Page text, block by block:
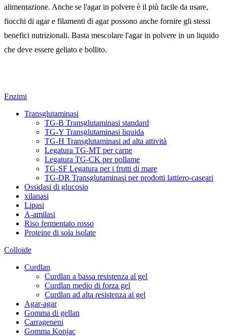
alimentazione. Anche se l'agar in polvere è il più facile da usare,
fiocchi di agar e filamenti di agar possono anche fornire gli stessi
benefici nutrizionali. Basta mescolare l'agar in polvere in un liquido
che deve essere geliato e bollito.
Enzimi
Transglutaminasi
TG-B Transglutaminasi standard
TG-Y Transglutaminasi liquida
TG-H Transglutaminasi ad alta attività
Legatura TG-MT per carne
Legatura TG-CK per pollame
TG-SF Legatura per i frutti di mare
TG-DR Transglutaminasi per prodotti lattiero-caseari
Ossidasi di glucosio
xilanasi
Lipasi
A-amilasi
Riso fermentato rosso
Proteine di soia isolate
Colloide
Curdlan
Curdlan a bassa resistenza al gel
Curdlan medio di forza gel
Curdlan ad alta resistenza ai gel
Agar-agar
Gomma di gellan
Carrageneni
Gomma Konjac